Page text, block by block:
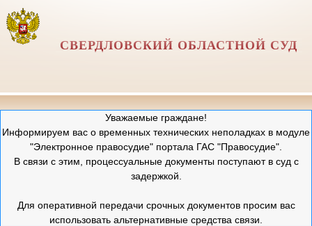
СВЕРДЛОВСКИЙ ОБЛАСТНОЙ СУД
Уважаемые граждане!
Информируем вас о временных технических неполадках в модуле
"Электронное правосудие" портала ГАС "Правосудие".
В связи с этим, процессуальные документы поступают в суд с
задержкой.
Для оперативной передачи срочных документов просим вас
использовать альтернативные средства связи.